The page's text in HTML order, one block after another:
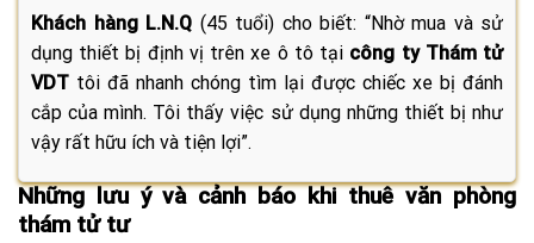
Khách hàng L.N.Q (45 tuổi) cho biết: “Nhờ mua và sử
dụng thiết bị định vị trên xe ô tô tại công ty Thám tử
VDT tôi đã nhanh chóng tìm lại được chiếc xe bị đánh
cắp của mình. Tôi thấy việc sử dụng những thiết bị như
vậy rất hữu ích và tiện lợi”.
Những lưu ý và cảnh báo khi thuê văn phòng
thám tử tư